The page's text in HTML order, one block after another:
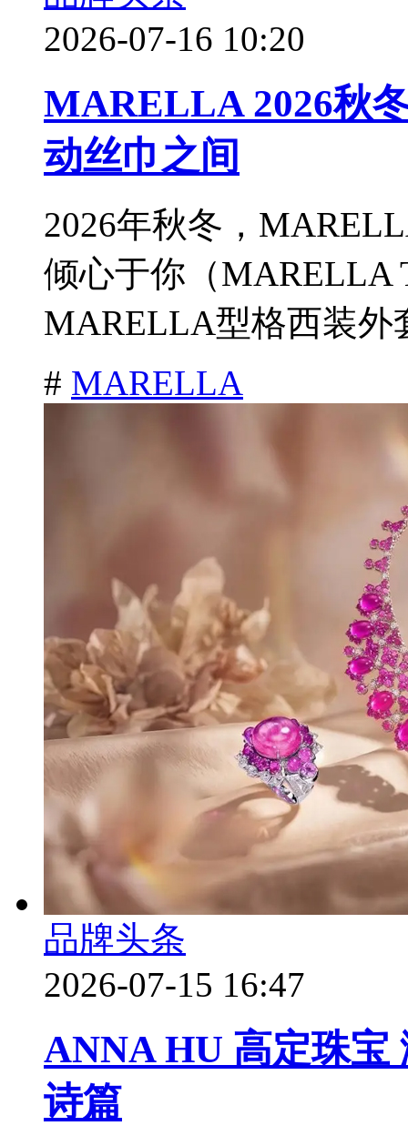
2026-07-16 10:20
MARELLA 2026秋
动丝巾之间
2026年秋冬，
倾心于你（MARELLA
MARELLA型格西装外
# MARELLA
品牌头条
2026-07-15 16:47
ANNA HU 高定珠宝
诗篇